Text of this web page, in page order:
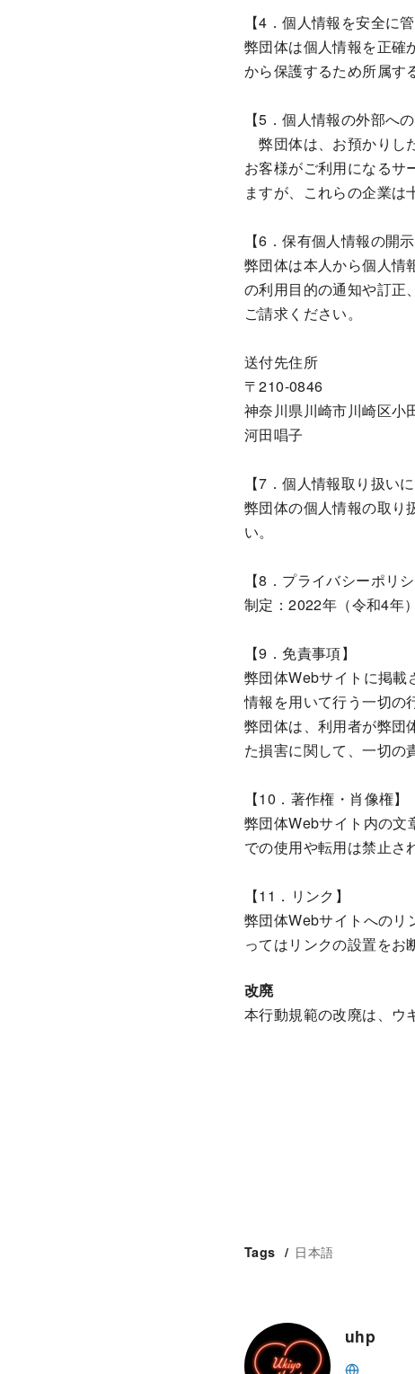
【4．個人情報を安全に
弊団体は個人情報を正確
から保護するため所属す
【5．個人情報の外部への
弊団体は、お預かりし
お客様がご利用になるサ
ますが、これらの企業は
【6．保有個人情報の開示
弊団体は本人から個人情
の利用目的の通知や訂正
ご請求ください。
送付先住所
〒210-0846
神奈川県川崎市川崎区小
河田唱子
【7．個人情報取り扱い
弊団体の個人情報の取り
い。
【8．プライバシーポリ
制定：2022年（令和4年
【9．免責事項】
弊団体Webサイトに掲載
情報を用いて行う一切の
弊団体は、利用者が弊団
た損害に関して、一切の
【10．著作権・肖像権】
弊団体Webサイト内の文
での使用や転用は禁止さ
【11．リンク】
弊団体Webサイトへのリ
ってはリンクの設置をお
改廃
本行動規範の改廃は、ウ
Tags 日本語
uhp